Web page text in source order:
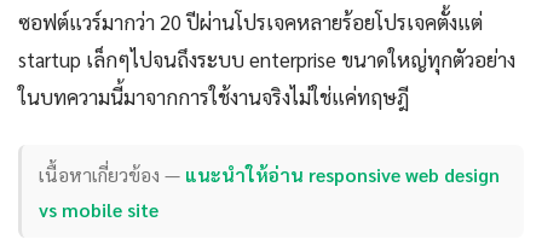
ซอฟต์แวร์มากว่า 20 ปีผ่านโปรเจคหลายร้อยโปรเจคตั้งแต่
startup เล็กๆไปจนถึงระบบ enterprise ขนาดใหญ่ทุกตัวอย่าง
ในบทความนี้มาจากการใช้งานจริงไม่ใช่แค่ทฤษฎี
เนื้อหาเกี่ยวข้อง — แนะนำให้อ่าน responsive web design
vs mobile site